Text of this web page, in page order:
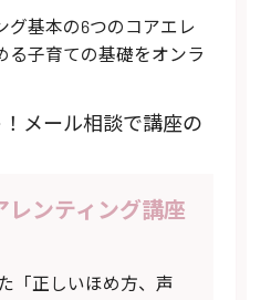
グ基本の6つのコアエレ
る子育ての基礎をオンラ
メール相談で講座の
レンティング講座
「正しいほめ方、声